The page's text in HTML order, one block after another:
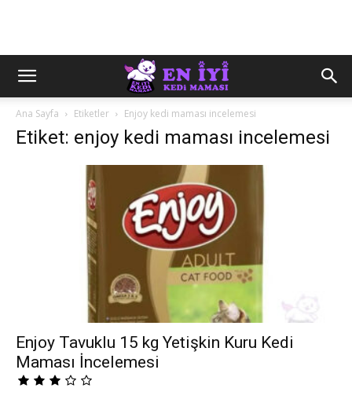
Ana Sayfa Etiketler Enjoy kedi maması incelemesi
Etiket: enjoy kedi maması incelemesi
Enjoy Tavuklu 15 kg Yetişkin Kuru Kedi
Maması İncelemesi